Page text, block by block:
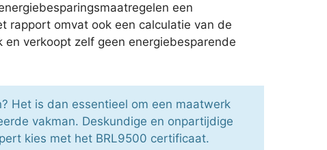
een
rapport omvat ook een calculatie van de
verkoopt zelf geen energiebesparende
Het is dan essentieel om een maatwerk
vakman. Deskundige en onpartijdige
kies met het BRL9500 certificaat.